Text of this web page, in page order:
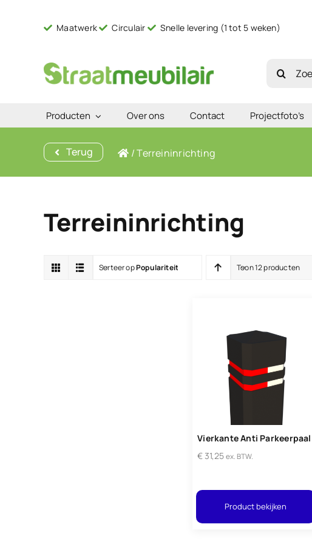
Maatwerk Circulair Snelle levering (1 tot 5 weken)
naar:
Producten Over ons Contact Projectfoto’s
Terug /Terreininrichting
Terreininrichting
Sorteer opPopulariteit Toon 12 producten
Vierkante Anti Parkeerpaal
€ 31,25 ex. BTW.
Product bekijken